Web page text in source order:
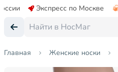
Экспресс по Москве
Главная Женские носки